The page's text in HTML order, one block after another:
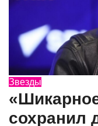
Звезды
сохранил